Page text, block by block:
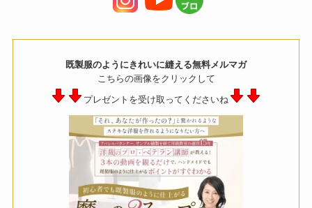
既製服のようにきれいに縫える無料メルマガ
こちらの画像をクリックして
プレゼントを受け取ってくださいね